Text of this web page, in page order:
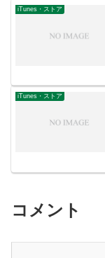
iTunes・ストア
iTunes・ストア
コメント